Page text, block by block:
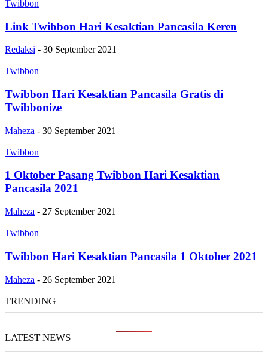
Twibbon
Link Twibbon Hari Kesaktian Pancasila Keren
Redaksi - 30 September 2021
Twibbon
Twibbon Hari Kesaktian Pancasila Gratis di
Twibbonize
Maheza - 30 September 2021
Twibbon
1 Oktober Pasang Twibbon Hari Kesaktian
Pancasila 2021
Maheza - 27 September 2021
Twibbon
Twibbon Hari Kesaktian Pancasila 1 Oktober 2021
Maheza - 26 September 2021
TRENDING
LATEST NEWS